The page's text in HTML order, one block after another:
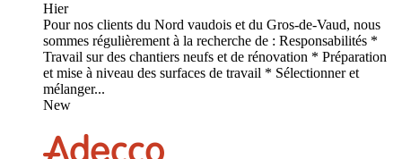
Hier
Pour nos clients du Nord vaudois et du Gros-de-Vaud, nous
sommes régulièrement à la recherche de : Responsabilités *
Travail sur des chantiers neufs et de rénovation * Préparation
et mise à niveau des surfaces de travail * Sélectionner et
mélanger...
New